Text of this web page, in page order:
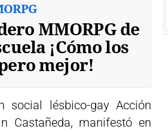
MMORPG de
¡Cómo los
mejor!
social lésbico-gay Acción
Castañeda, manifestó en